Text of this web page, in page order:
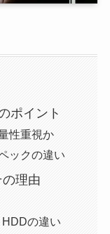
ポイント
性重視か
ックの違い
理由
の違い